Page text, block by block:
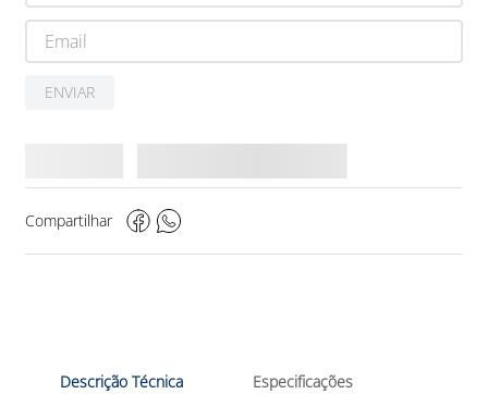
ENVIAR
Compartilhar
Descrição Técnica Especificações